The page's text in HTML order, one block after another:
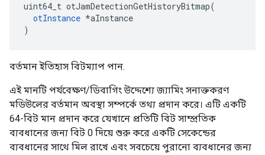
uint64_t otJamDetectionGetHistoryBitmap(
otInstance *aInstance
)
বর্তমান ইতিহাস বিটম্যাপ পান.
এই মানটি পর্যবেক্ষণ/ডিবাগিং উদ্দেশ্যে জ্যামিং সনাক্তকরণ
মডিউলের বর্তমান অবস্থা সম্পর্কে তথ্য প্রদান করে। এটি একটি
64-বিট মান প্রদান করে যেখানে প্রতিটি বিট সাম্প্রতিক
ব্যবধানের জন্য বিট 0 দিয়ে শুরু করে একটি সেকেন্ডের
ব্যবধানের সাথে মিল রাখে এবং সবচেয়ে পুরানো ব্যবধানের জন্য